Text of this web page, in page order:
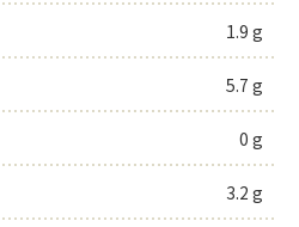
1.9 g
5.7 g
0 g
3.2 g